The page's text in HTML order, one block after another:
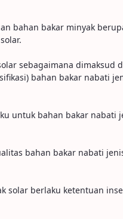
bahan bakar minyak
sebagaimana dimaksud
bahan bakar nabati
untuk bahan bakar
bahan bakar nabati
solar berlaku ketentuan